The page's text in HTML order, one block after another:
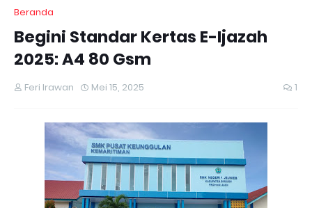
Beranda
Begini Standar Kertas E-Ijazah
2025: A4 80 Gsm
Feri Irawan Mei 15, 2025 1